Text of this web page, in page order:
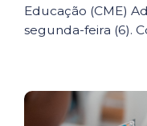
Educação (CME)
segunda-feira (6).